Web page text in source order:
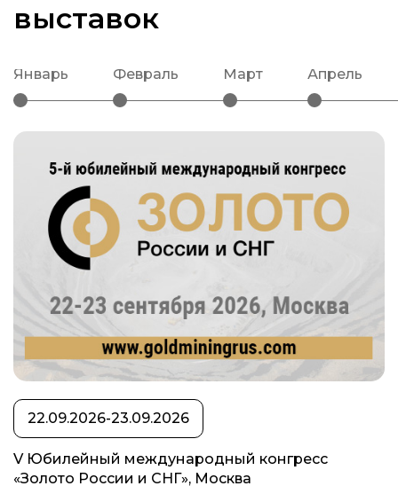
выставок
январь февраль март апрель
22.09.2026-23.09.2026
V Юбилейный международный конгресс
«Золото России и СНГ», Москва